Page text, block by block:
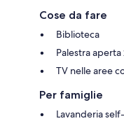
Cose da fare
Biblioteca
Palestra
TV nelle aree
Per famiglie
Lavanderia